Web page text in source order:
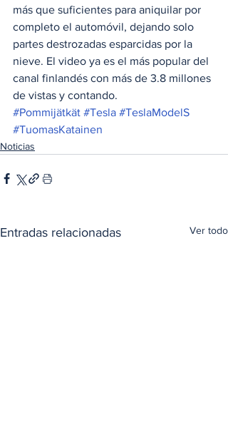
más que suficientes para aniquilar por
completo el automóvil, dejando solo
partes destrozadas esparcidas por la
nieve. El video ya es el más popular del
canal finlandés con más de 3.8 millones
de vistas y contando.
#Pommijätkät #Tesla #TeslaModelS
#TuomasKatainen
Noticias
Entradas relacionadas Ver todo